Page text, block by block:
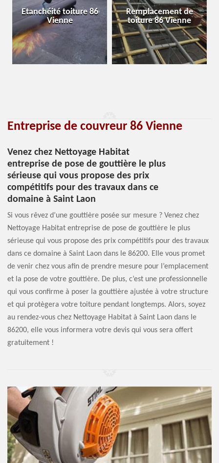
Etanchéité toiture 86
Vienne
Remplacement de
toiture 86 Vienne
Entreprise de couvreur 86 Vienne
Venez chez Nettoyage Habitat
entreprise de pose de gouttière le plus
sérieuse qui vous propose des prix
compétitifs pour des travaux dans ce
domaine à Saint Laon
Si vous rêvez d’une gouttière posée sur mesure ? Venez chez
Nettoyage Habitat entreprise de pose de gouttière le plus
sérieuse qui vous propose des prix compétitifs pour des travaux
dans ce domaine à Saint Laon dans le 86200. Elle vous promet
de venir chez vous afin de prendre mesure pour l’emplacement
et la pose de votre gouttière. De plus, c’est une professionnelle
qui vous confirme à poser la gouttière ajustée à votre structure
et qui protègera votre toiture pendant longtemps. Alors, soyez
au rendez-vous chez Nettoyage Habitat à Saint Laon dans le
86200, elle vous informera votre devis qui vous sera offert
gratuitement !